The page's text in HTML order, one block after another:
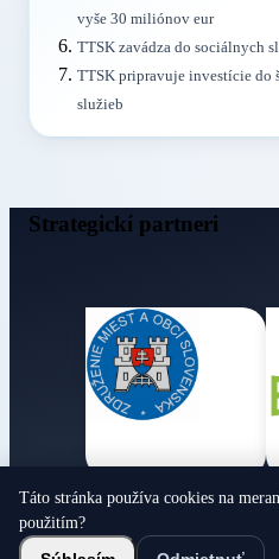
vyše 30 miliónov eur
TTSK zavádza do sociálnych
TTSK pripravuje investície do
služieb
Strategickí partneri
Obecné noviny
Táto stránka používa cookies na
použitím?